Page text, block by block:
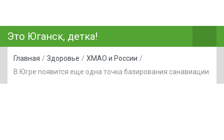
Это Юганск, детка!
Главная / Здоровье / ХМАО и России /
В Югре появится еще одна точка базирования санавиации